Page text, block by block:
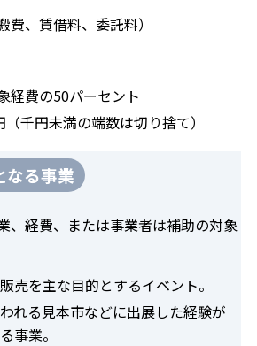
費、賃借料、委託料）
経費の50パーセント
（千円未満の端数は切り捨て）
る事業
、経費、または事業者は補助の対象
売を主な目的とするイベント。
れる見本市などに出展した経験が
事業。